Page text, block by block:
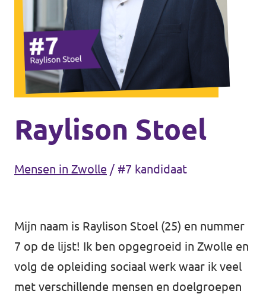
Agenda
Gemeenteraadsverkiezingen 2026
Doneer
Almelo
Raylison Stoel
Mensen in Zwolle / #7 kandidaat
Mijn naam is Raylison Stoel (25) en nummer
7 op de lijst! Ik ben opgegroeid in Zwolle en
volg de opleiding sociaal werk waar ik veel
met verschillende mensen en doelgroepen